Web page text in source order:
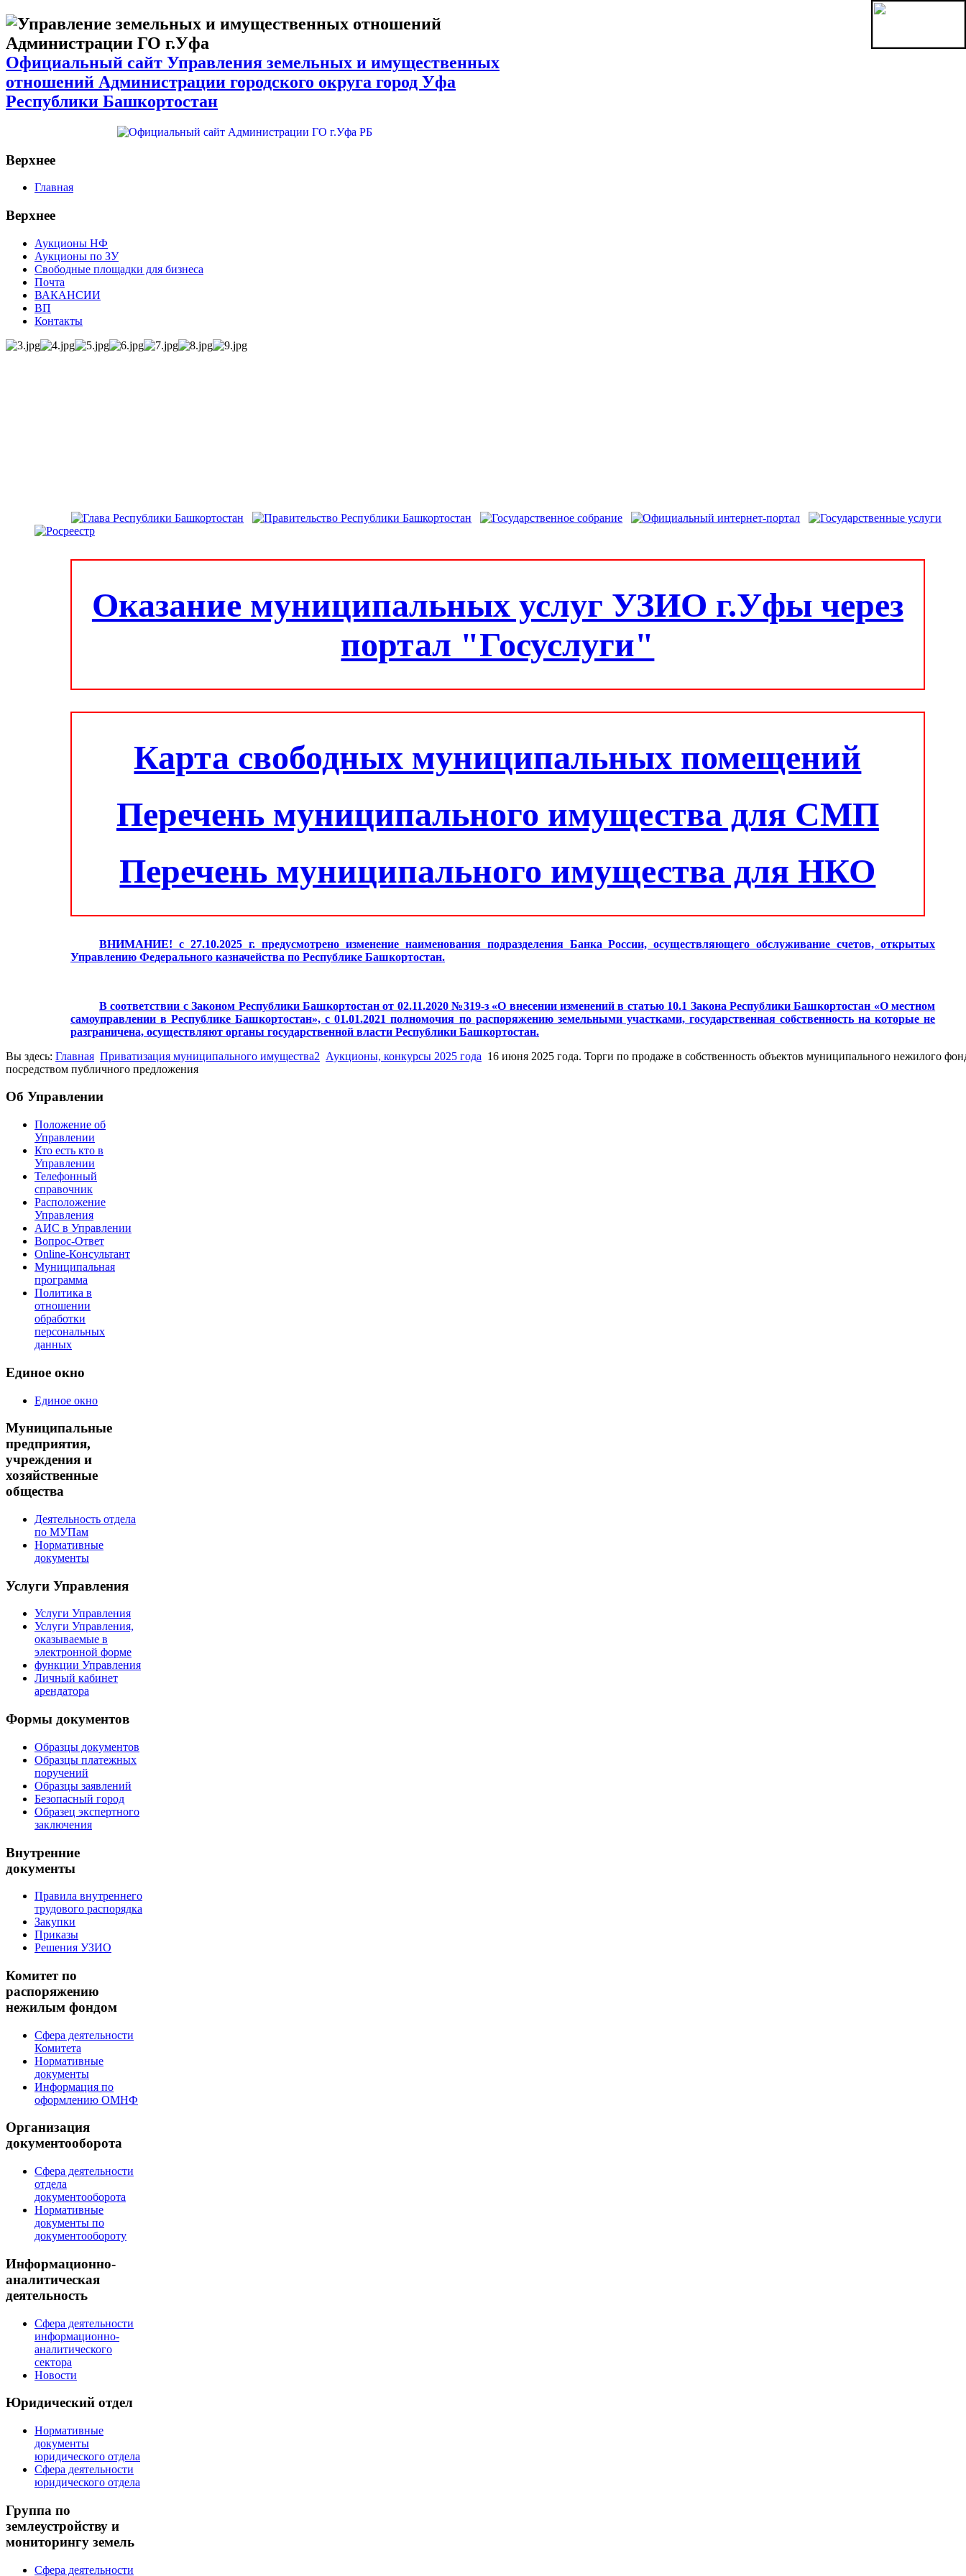
Официальный сайт Управления земельных и имущественных
отношений Администрации городского округа город Уфа
Республики Башкортостан
Верхнее
Главная
Верхнее
Аукционы НФ
Аукционы по ЗУ
Свободные площадки для бизнеса
Почта
ВАКАНСИИ
ВП
Контакты
Оказание муниципальных услуг УЗИО г.Уфы через
портал "Госуслуги"
Карта свободных муниципальных помещений
Перечень муниципального имущества для СМП
Перечень муниципального имущества для НКО
ВНИМАНИЕ! с 27.10.2025 г. предусмотрено изменение наименования подразделения Банка России, осуществляющего обслуживание счетов, открытых
Управлению Федерального казначейства по Республике Башкортостан.
В соответствии с Законом Республики Башкортостан от 02.11.2020 №319-з «О внесении изменений в статью 10.1 Закона Республики Башкортостан «О местном
самоуправлении в Республике Башкортостан», с 01.01.2021 полномочия по распоряжению земельными участками, государственная собственность на которые не
разграничена, осуществляют органы государственной власти Республики Башкортостан.
Вы здесь: Главная Приватизация муниципального имущества2 Аукционы, конкурсы 2025 года 16 июня 2025 года. Торги по продаже в собственность объектов муниципального нежилого
посредством публичного предложения
Об Управлении
Положение об
Управлении
Кто есть кто в
Управлении
Телефонный
справочник
Расположение
Управления
АИС в Управлении
Вопрос-Ответ
Online-Консультант
Муниципальная
программа
Политика в
отношении
обработки
персональных
данных
Единое окно
Единое окно
Муниципальные
предприятия,
учреждения и
хозяйственные
общества
Деятельность отдела
по МУПам
Нормативные
документы
Услуги Управления
Услуги Управления
Услуги Управления,
оказываемые в
электронной форме
функции Управления
Личный кабинет
арендатора
Формы документов
Образцы документов
Образцы платежных
поручений
Образцы заявлений
Безопасный город
Образец экспертного
заключения
Внутренние
документы
Правила внутреннего
трудового распорядка
Закупки
Приказы
Решения УЗИО
Комитет по
распоряжению
нежилым фондом
Сфера деятельности
Комитета
Нормативные
документы
Информация по
оформлению ОМНФ
Организация
документооборота
Сфера деятельности
отдела
документооборота
Нормативные
документы по
документообороту
Информационно-
аналитическая
деятельность
Сфера деятельности
информационно-
аналитического
сектора
Новости
Юридический отдел
Нормативные
документы
юридического отдела
Сфера деятельности
юридического отдела
Группа по
землеустройству и
мониторингу земель
Сфера деятельности